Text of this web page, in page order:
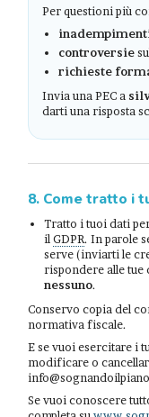
Per questioni più
controversie
richieste
Invia una PEC a
darti una risposta
8. Come tratto i
Tratto i tuoi dati
ilGDPR. In parole
serve (inviarti le
rispondere alle tue
nessuno.
Conservo copia del
normativa fiscale.
E se vuoi esercitare i
modificare o
Se vuoi conoscere